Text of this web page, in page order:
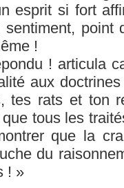
esprit si fort
point
!
! articula
aux
tes rats et ton
tous les
que la
du
! »